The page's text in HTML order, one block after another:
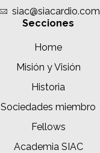
siac@siacardio.com
Secciones
Home
Misión y Visión
Historia
Sociedades miembro
Fellows
Academia SIAC